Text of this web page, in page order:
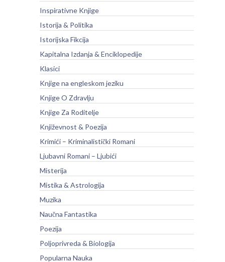
Inspirativne Knjige
Istorija & Politika
Istorijska Fikcija
Kapitalna Izdanja & Enciklopedije
Klasici
Knjige na engleskom jeziku
Knjige O Zdravlju
Knjige Za Roditelje
Književnost & Poezija
Krimići – Kriminalistički Romani
Ljubavni Romani – Ljubići
Misterija
Mistika & Astrologija
Muzika
Naučna Fantastika
Poezija
Poljoprivreda & Biologija
Popularna Nauka